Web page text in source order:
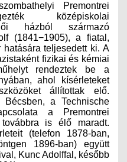
Premontrei
középiskolai
házból származó
(1841−1905), a fiatal,
hatására teljesedett ki. A
fizikai és kémiai
rendeztek be a
ahol kísérleteket
állítottak elő.
Bécsben, a Technische
a Premontrei
továbbra is élő maradt.
(telefon 1878-ban,
1896-ban) együtt
Kunc Adolffal, később